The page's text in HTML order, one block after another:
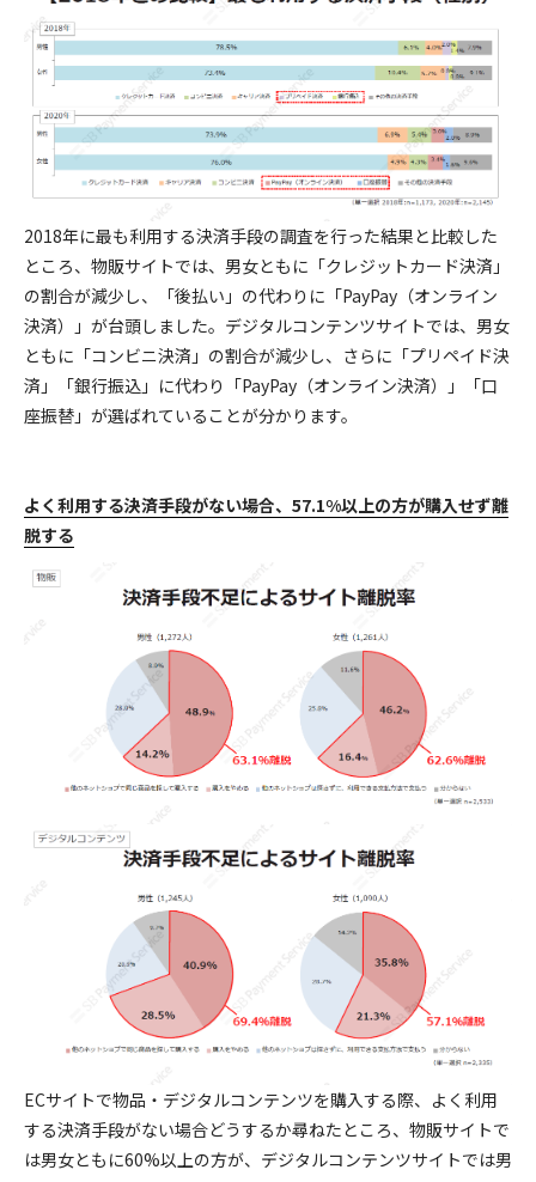
2018年に最も利用する決済手段の調査を行った結果と比較した
ところ、物販サイトでは、男女ともに「クレジットカード決済」
の割合が減少し、「後払い」の代わりに「PayPay（オンライン
決済）」が台頭しました。デジタルコンテンツサイトでは、男女
ともに「コンビニ決済」の割合が減少し、さらに「プリペイド決
済」「銀行振込」に代わり「PayPay（オンライン決済）」「口
座振替」が選ばれていることが分かります。
よく利用する決済手段がない場合、57.1%以上の方が購入せず離
脱する
ECサイトで物品・デジタルコンテンツを購入する際、よく利用
する決済手段がない場合どうするか尋ねたところ、物販サイトで
は男女ともに60%以上の方が、デジタルコンテンツサイトでは男